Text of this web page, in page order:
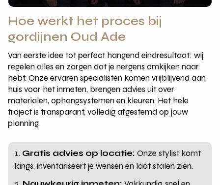
Hoe werkt het proces bij
gordijnen Oud Ade
Van eerste idee tot perfect hangend eindresultaat: wij
regelen alles en zorgen dat je nergens omkijken naar
hebt. Onze ervaren specialisten komen vrijblijvend aan
huis voor het inmeten, brengen advies uit over
materialen, ophangsystemen en kleuren. Het hele
traject is transparant, volledig afgestemd op jouw
planning.
Gratis advies op locatie: Onze stylist komt
langs, inventariseert je wensen en laat stalen zien.